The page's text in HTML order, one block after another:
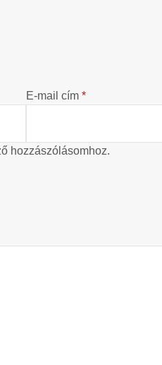
E-mail cím *
hozzászólásomhoz.